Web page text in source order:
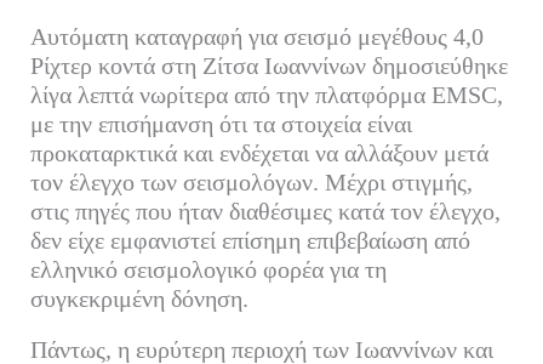
bo
ok
tte
r
ail ed
In
ρ
α
στ
εί
τε
Αυτόματη καταγραφή για σεισμό μεγέθους 4,0
Ρίχτερ κοντά στη Ζίτσα Ιωαννίνων δημοσιεύθηκε
λίγα λεπτά νωρίτερα από την πλατφόρμα EMSC,
με την επισήμανση ότι τα στοιχεία είναι
προκαταρκτικά και ενδέχεται να αλλάξουν μετά
τον έλεγχο των σεισμολόγων. Μέχρι στιγμής,
στις πηγές που ήταν διαθέσιμες κατά τον έλεγχο,
δεν είχε εμφανιστεί επίσημη επιβεβαίωση από
ελληνικό σεισμολογικό φορέα για τη
συγκεκριμένη δόνηση.
Πάντως, η ευρύτερη περιοχή των Ιωαννίνων και